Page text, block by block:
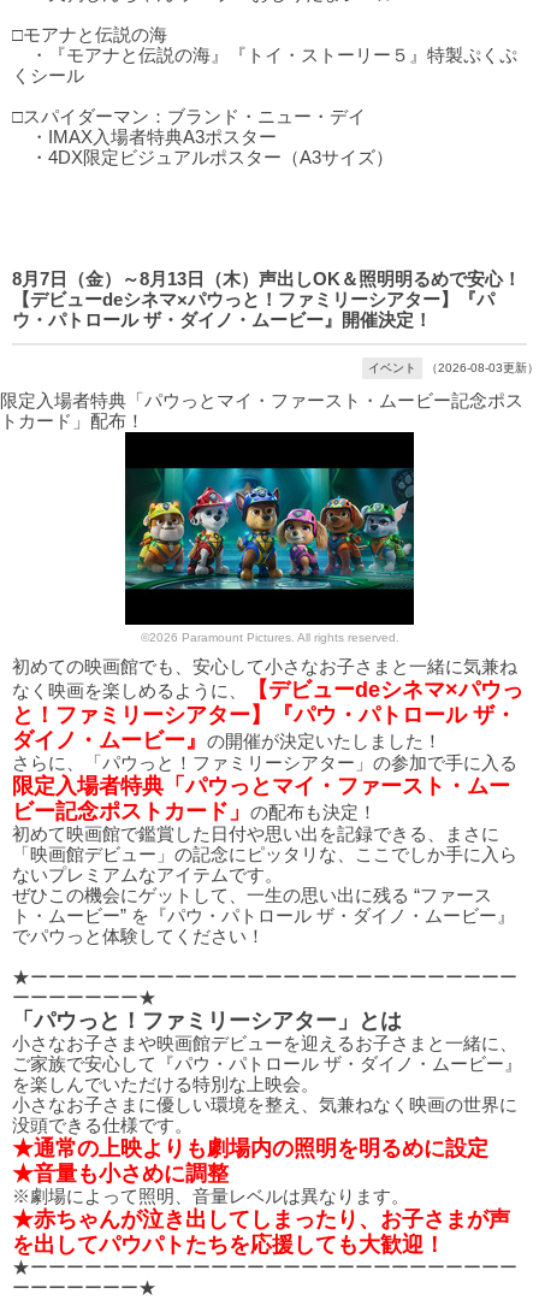
□モアナと伝説の海
・『モアナと伝説の海』『トイ・ストーリー５』特製ぷくぷ
くシール
□スパイダーマン：ブランド・ニュー・デイ
・IMAX入場者特典A3ポスター
・4DX限定ビジュアルポスター（A3サイズ）
8月7日（金）～8月13日（木）声出しOK＆照明明るめで安心！
【デビューdeシネマ×パウっと！ファミリーシアター】『パ
ウ・パトロール ザ・ダイノ・ムービー』開催決定！
イベント （2026-08-03更新）
限定入場者特典「パウっとマイ・ファースト・ムービー記念ポス
トカード」配布！
©2026 Paramount Pictures. All rights reserved.
初めての映画館でも、安心して小さなお子さまと一緒に気兼ね
なく映画を楽しめるように、
【デビューdeシネマ×パウっ
と！ファミリーシアター】『パウ・パトロール ザ・
ダイノ・ムービー』
の開催が決定いたしました！
さらに、「パウっと！ファミリーシアター」の参加で手に入る
限定入場者特典「パウっとマイ・ファースト・ムー
ビー記念ポストカード」
の配布も決定！
初めて映画館で鑑賞した日付や思い出を記録できる、まさに
「映画館デビュー」の記念にピッタリな、ここでしか手に入ら
ないプレミアムなアイテムです。
ぜひこの機会にゲットして、一生の思い出に残る “ファース
ト・ムービー” を『パウ・パトロール ザ・ダイノ・ムービー』
でパウっと体験してください！
★ーーーーーーーーーーーーーーーーーーーーーーーーーーー
ーーーーーーー★
「パウっと！ファミリーシアター」とは
小さなお子さまや映画館デビューを迎えるお子さまと一緒に、
ご家族で安心して『パウ・パトロール ザ・ダイノ・ムービー』
を楽しんでいただける特別な上映会。
小さなお子さまに優しい環境を整え、気兼ねなく映画の世界に
没頭できる仕様です。
★通常の上映よりも劇場内の照明を明るめに設定
★音量も小さめに調整
※劇場によって照明、音量レベルは異なります。
★赤ちゃんが泣き出してしまったり、お子さまが声
を出してパウパトたちを応援しても大歓迎！
★ーーーーーーーーーーーーーーーーーーーーーーーーーーー
ーーーーーーー★